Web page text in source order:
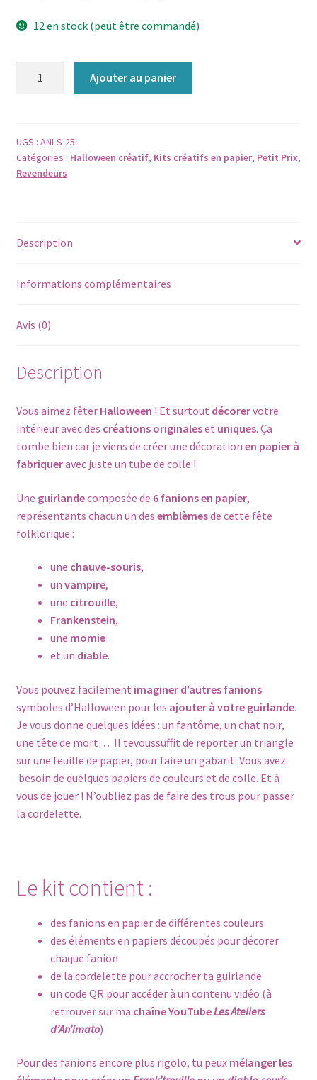
était : est :
12 en stock (peut être commandé)
Fanions
d'Halloween
en
coller
Ajouter au panier
UGS : ANI-S-25
Catégories : Halloween créatif, Kits créatifs en papier, Petit Prix,
Revendeurs
Description
Informations complémentaires
Avis (0)
Description
Vous aimez fêter Halloween ! Et surtout décorervotre
intérieur avec des créations originaleset uniques. Ça
tombe bien car je viens de créer une décoration en papier à
fabriqueravec juste un tube de colle !
Une guirlandecomposée de 6 fanions en papier,
représentants chacun un des emblèmesde cette fête
folklorique :
une chauve-souris,
un vampire,
une citrouille,
Frankenstein,
une momie
et un diable.
Vous pouvez facilement imaginer d’autres fanions
symboles d’Halloween pour les ajouter à votre guirlande.
Je vous donne quelques idées : un fantôme, un chat noir,
une tête de mort… Il tevoussuffit de reporter un triangle
sur une feuille de papier, pour faire un gabarit. Vous avez
besoin de quelques papiers de couleurs et de colle. Et à
vous de jouer ! N’oubliez pas de faire des trous pour passer
la cordelette.
Le kit contient :
des fanions en papier de différentes couleurs
des éléments en papiers découpés pour décorer
chaque fanion
de la cordelette pour accrocher ta guirlande
un code QR pour accéder à un contenu vidéo (à
retrouver sur ma chaîne YouTubeLes Ateliers
d’An’imato)
Pour des fanions encore plus rigolo, tu peux mélanger les